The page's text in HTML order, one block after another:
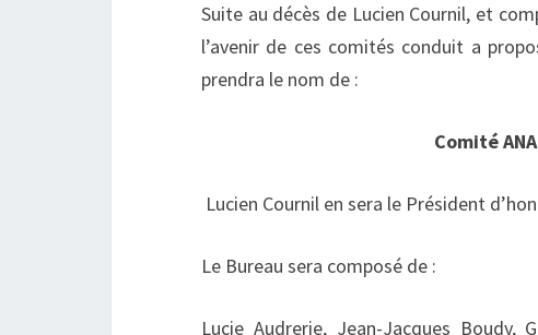
Suite au décès de Lucien Cournil, et
l’avenir de ces comités conduit a
prendra le nom de :
Comité
Lucien Cournil en sera le Président
Le Bureau sera composé de :
Lucie Audrerie, Jean-Jacques Boudy,